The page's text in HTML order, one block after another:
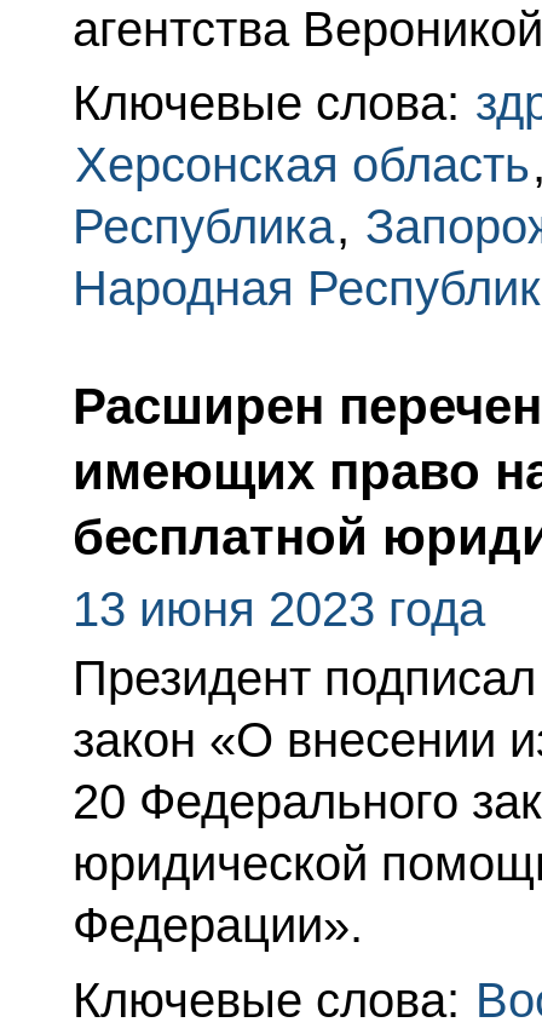
агентства
Ключевые слова:
Херсонская область
Республика,
Народная
Расширен
имеющих право
бесплатной
13 июня 2023 года
Президент
закон «О внесении
20 Федерального
юридической
Федерации».
Ключевые слова: